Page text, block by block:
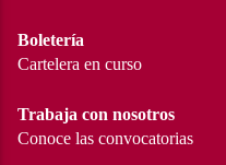
Boletería
Cartelera en curso
Trabaja con nosotros
Conoce las convocatorias